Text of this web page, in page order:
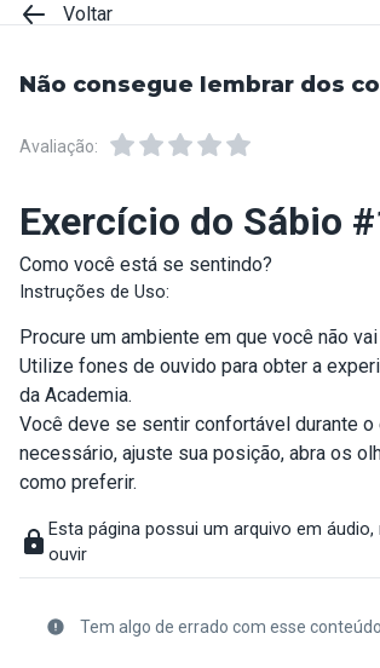
Voltar
Não consegue lembrar dos
Avaliação:
Exercício do Sábio
Como você está se sentindo?
Instruções de Uso:
Procure um ambiente em que você não
Utilize fones de ouvido para obter a
da Academia.
Você deve se sentir confortável durante o
necessário, ajuste sua posição, abra os
como preferir.
Esta página possui um arquivo em áudio,
ouvir
Tem algo de errado com esse